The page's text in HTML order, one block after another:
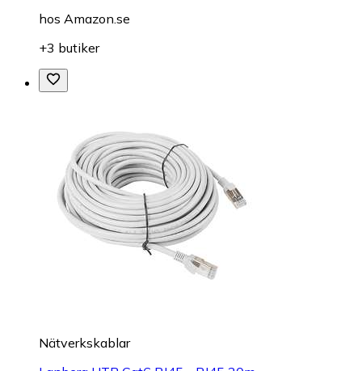
hos Amazon.se
+3 butiker
Nätverkskablar